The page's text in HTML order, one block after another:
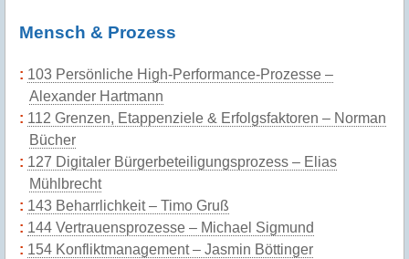
Mensch & Prozess
103 Persönliche High-Performance-Prozesse –
Alexander Hartmann
112 Grenzen, Etappenziele & Erfolgsfaktoren – Norman
Bücher
127 Digitaler Bürgerbeteiligungsprozess – Elias
Mühlbrecht
143 Beharrlichkeit – Timo Gruß
144 Vertrauensprozesse – Michael Sigmund
154 Konfliktmanagement – Jasmin Böttinger